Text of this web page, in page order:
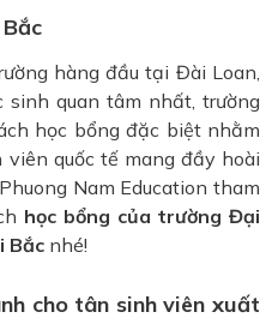
hàng đầu tại Đài Loan,
sinh quan tâm nhất, trường
học bổng đặc biệt nhằm
quốc tế mang đầy hoài
Nam Education tham
học bổng của trường Đại
Bắc nhé!
cho tân sinh viên xuất